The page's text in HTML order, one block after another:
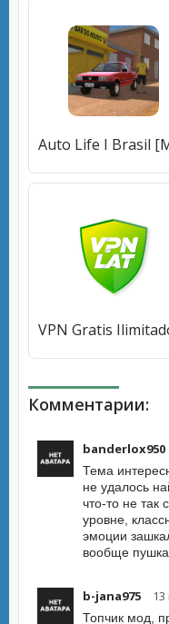
Комментарии:
banderlox950
Тема
не удалось
что-то не так
уровне,
эмоции
вообще
b-jana975
Топчик мод,